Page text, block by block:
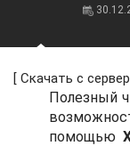
[ Скачать с
Полезный
помощью